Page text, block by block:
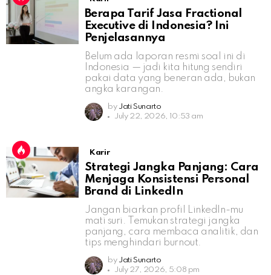
Berapa Tarif Jasa Fractional
Executive di Indonesia? Ini
Penjelasannya
Belum ada laporan resmi soal ini di
Indonesia — jadi kita hitung sendiri
pakai data yang beneran ada, bukan
angka karangan.
by Jati Sunarto
July 22, 2026, 10:53 am
Karir
Strategi Jangka Panjang: Cara
Menjaga Konsistensi Personal
Brand di LinkedIn
Jangan biarkan profil LinkedIn-mu
mati suri. Temukan strategi jangka
panjang, cara membaca analitik, dan
tips menghindari burnout.
by Jati Sunarto
July 27, 2026, 5:08 pm